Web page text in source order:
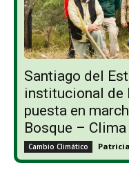
Santiago del
institucional de
puesta en
Bosque – Clima
Cambio Climático